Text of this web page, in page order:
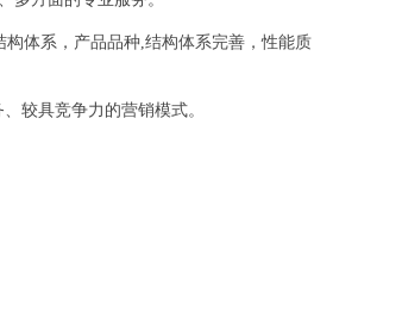
体系，产品品种,结构体系完善，性能质
较具竞争力的营销模式。